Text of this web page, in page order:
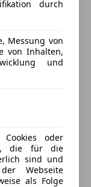
guten
haben die
verbessert.
wert ist.
für
und
auf
attraktiven
Dies gilt zum
den Renault
durch
Messung von
von Inhalten,
und
oder
die für die
sind und
Webseite
als Folge